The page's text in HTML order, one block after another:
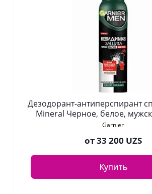
Дезодорант-антиперспирант
Mineral Черное, белое,
Garnier
от33 200 UZS
Купить